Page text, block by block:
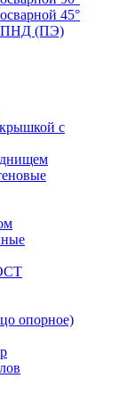
45°
ПНД (ПЭ)
с
днищем
опорное)